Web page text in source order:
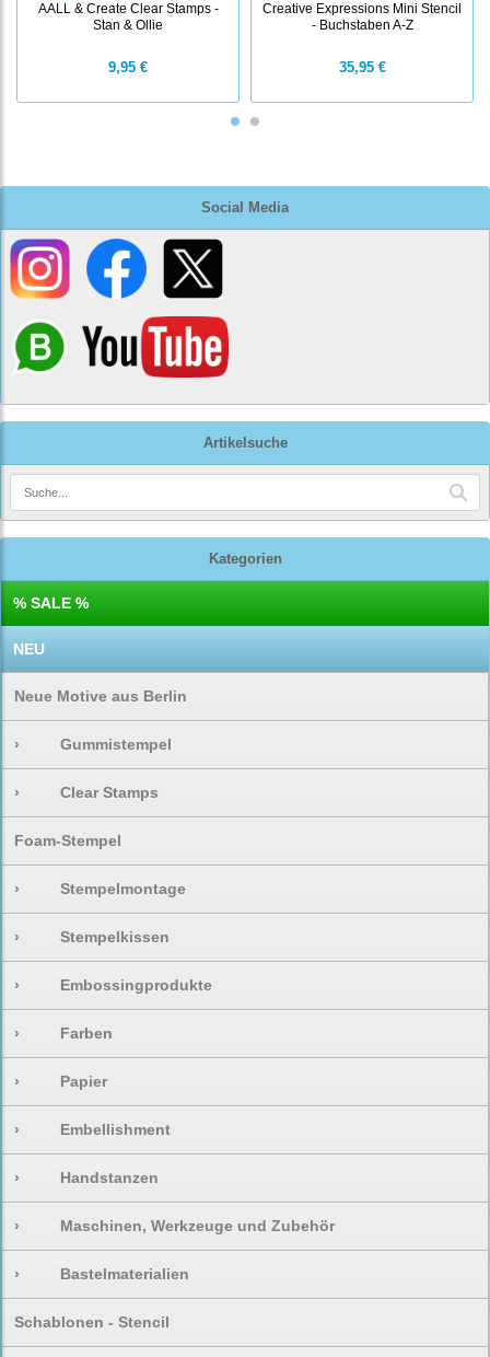
Social Media
Artikelsuche
Kategorien
% SALE %
NEU
Neue Motive aus Berlin
› Gummistempel
› Clear Stamps
Foam-Stempel
› Stempelmontage
› Stempelkissen
› Embossingprodukte
› Farben
› Papier
› Embellishment
› Handstanzen
› Maschinen, Werkzeuge und Zubehör
› Bastelmaterialien
Schablonen - Stencil
AALL & Create Clear Stamps -
Stan & Ollie
9,95 €
Creative Expressions Mini Stencil
- Buchstaben A-Z
35,95 €